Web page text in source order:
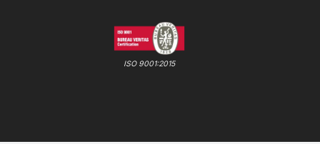
ISO 9001:2015